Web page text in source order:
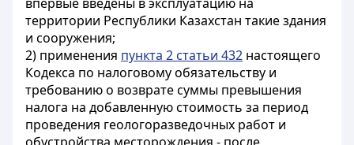
территории Республики Казахстан такие здания
и сооружения;
2) применения пункта 2 статьи 432 настоящего
Кодекса по налоговому обязательству и
требованию о возврате суммы превышения
налога на добавленную стоимость за период
проведения геологоразведочных работ и